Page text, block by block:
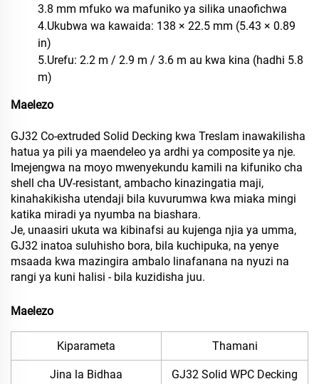
3.8 mm mfuko wa mafuniko ya silika unaofichwa
4.Ukubwa wa kawaida: 138 × 22.5 mm (5.43 × 0.89
in)
5.Urefu: 2.2 m / 2.9 m / 3.6 m au kwa kina (hadhi 5.8
m)
Maelezo
GJ32 Co-extruded Solid Decking kwa Treslam inawakilisha
hatua ya pili ya maendeleo ya ardhi ya composite ya nje.
Imejengwa na moyo mwenyekundu kamili na kifuniko cha
shell cha UV-resistant, ambacho kinazingatia maji,
kinahakikisha utendaji bila kuvurumwa kwa miaka mingi
katika miradi ya nyumba na biashara.
Je, unaasiri ukuta wa kibinafsi au kujenga njia ya umma,
GJ32 inatoa suluhisho bora, bila kuchipuka, na yenye
msaada kwa mazingira ambalo linafanana na nyuzi na
rangi ya kuni halisi - bila kuzidisha juu.
Maelezo
Kiparameta Thamani
Jina la Bidhaa GJ32 Solid WPC Decking